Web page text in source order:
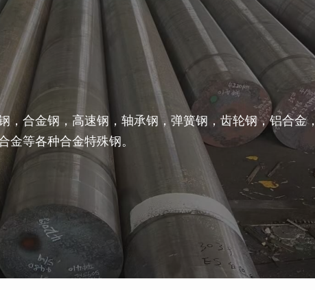
合金钢，高速钢，轴承钢，弹簧钢，齿轮钢，铝合金，
金等各种合金特殊钢。